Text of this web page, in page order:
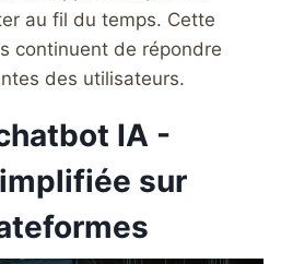
au fil du temps. Cette
continuent de répondre
des utilisateurs.
IA -
sur